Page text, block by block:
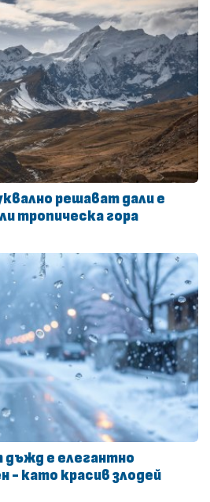
решават дали е
тропическа гора
дъжд е елегантно
- като красив злодей